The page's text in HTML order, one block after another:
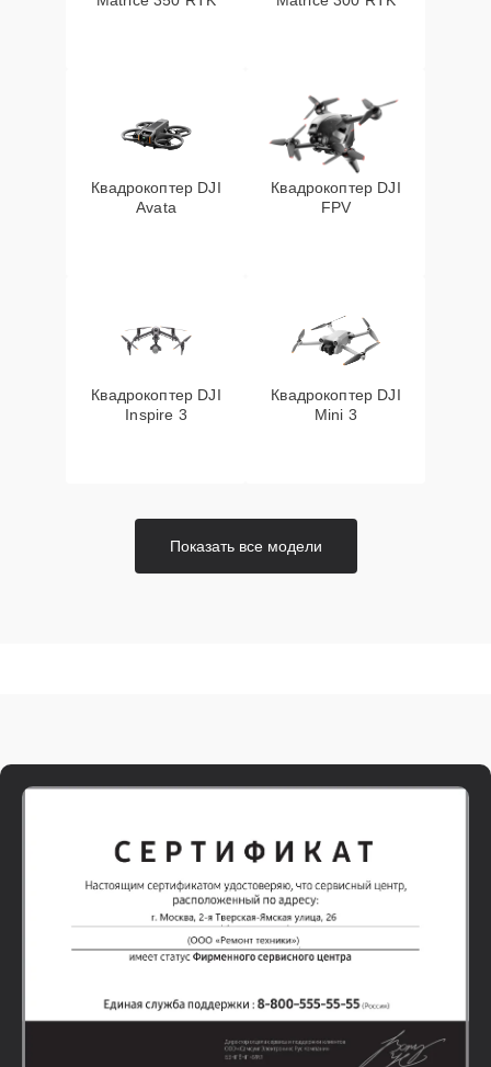
Квадрокоптер DJI
Avata
Квадрокоптер DJI
FPV
Квадрокоптер DJI
Inspire 3
Квадрокоптер DJI
Mini 3
Показать все модели